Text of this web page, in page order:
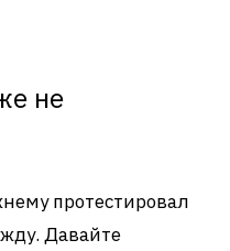
не
протестировал
Давайте